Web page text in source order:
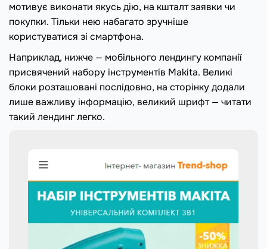
мотивує виконати якусь дію, на кшталт заявки чи
покупки. Тільки нею набагато зручніше
користуватися зі смартфона.
Наприклад, нижче — мобільного лендингу компанії
присвячений набору інструментів Makita. Великі
блоки розташовані послідовно, на сторінку додали
лише важливу інформацію, великий шрифт — читати
такий лендинг легко.